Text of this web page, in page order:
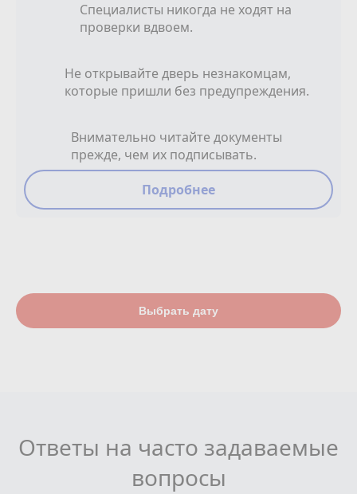
Специалисты никогда не ходят на
проверки вдвоем.
Не открывайте дверь незнакомцам,
которые пришли без предупреждения.
Внимательно читайте документы
прежде, чем их подписывать.
Подробнее
Выбрать дату
Ответы на часто задаваемые
вопросы